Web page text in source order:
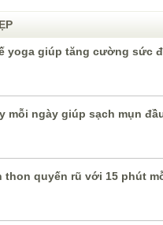
yoga giúp tăng cường sức
mỗi ngày giúp sạch mụn
thon quyến rũ với 15 phút